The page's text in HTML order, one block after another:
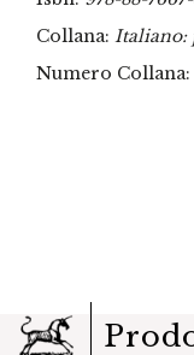
Collana: Italiano:
Numero Collana: